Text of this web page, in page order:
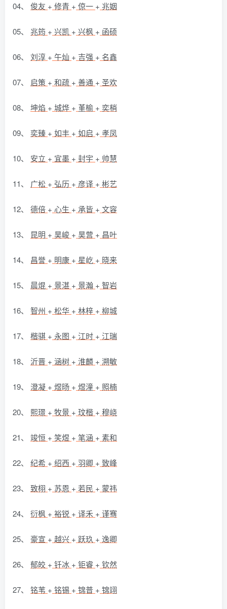
04、 俊友 + 修青 + 倞一 + 兆姻
05、 兆筠 + 兴凯 + 兴枫 + 函硕
06、 刘淳 + 午灿 + 吉强 + 名鑫
07、 启策 + 和疏 + 善通 + 圣欢
08、 坤焰 + 城烨 + 堇榆 + 奕梢
09、 奕臻 + 如丰 + 如启 + 孝凤
10、 安立 + 宜墨 + 封宇 + 帅慧
11、 广松 + 弘历 + 彦译 + 彬艺
12、 德倍 + 心生 + 承皆 + 文容
13、 昆明 + 昊峻 + 昊营 + 昌叶
14、 昌誉 + 明康 + 星屹 + 晓来
15、 晨焜 + 景湛 + 景瀚 + 智岩
16、 智州 + 松华 + 林梓 + 柳城
17、 楷骐 + 永图 + 江时 + 江瑞
18、 沂晋 + 涵树 + 淮麟 + 溯敏
19、 澄凝 + 煜旸 + 煜潼 + 照楠
20、 熙璟 + 牧景 + 玟楷 + 穆峣
21、 竣恒 + 笑煜 + 笔涵 + 素和
22、 纪希 + 绍西 + 羽卿 + 致峰
23、 致栩 + 苏恩 + 若民 + 蒙祎
24、 衍枫 + 裕锐 + 译禾 + 谨骞
25、 豪宣 + 越兴 + 跃玖 + 逸卿
26、 郁皎 + 钎冰 + 钜睿 + 钦然
27、 铭苇 + 铭锡 + 锦普 + 锦翊